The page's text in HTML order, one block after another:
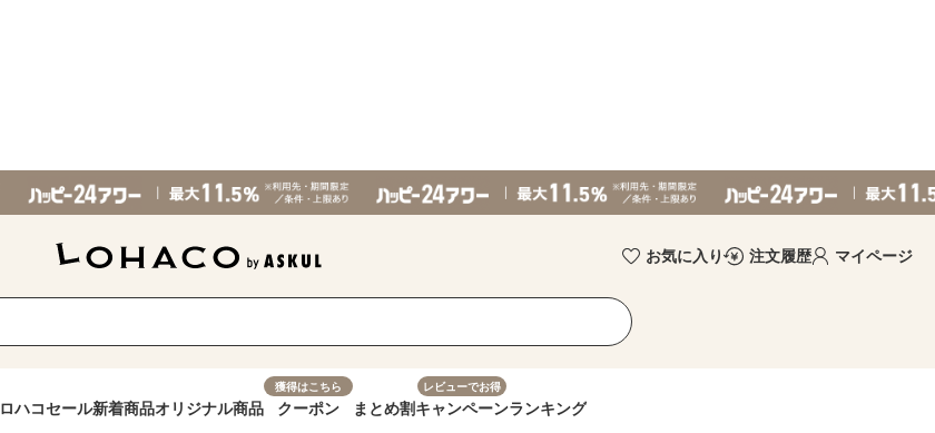
お気に入り 注文履歴 マイページ
ロハコセール新着商品オリジナル商品
獲得はこちら
クーポン まとめ割
レビューでお得
キャンペーンランキング